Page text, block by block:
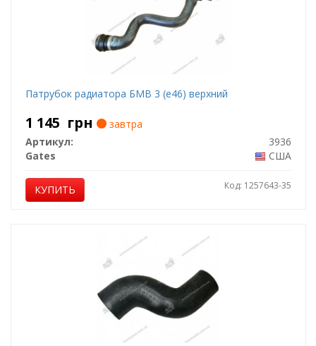
Патрубок радиатора БМВ 3 (е46) верхний
1 145 грн
завтра
Артикул:
3936
Gates
США
КУПИТЬ Код: 1257643-35